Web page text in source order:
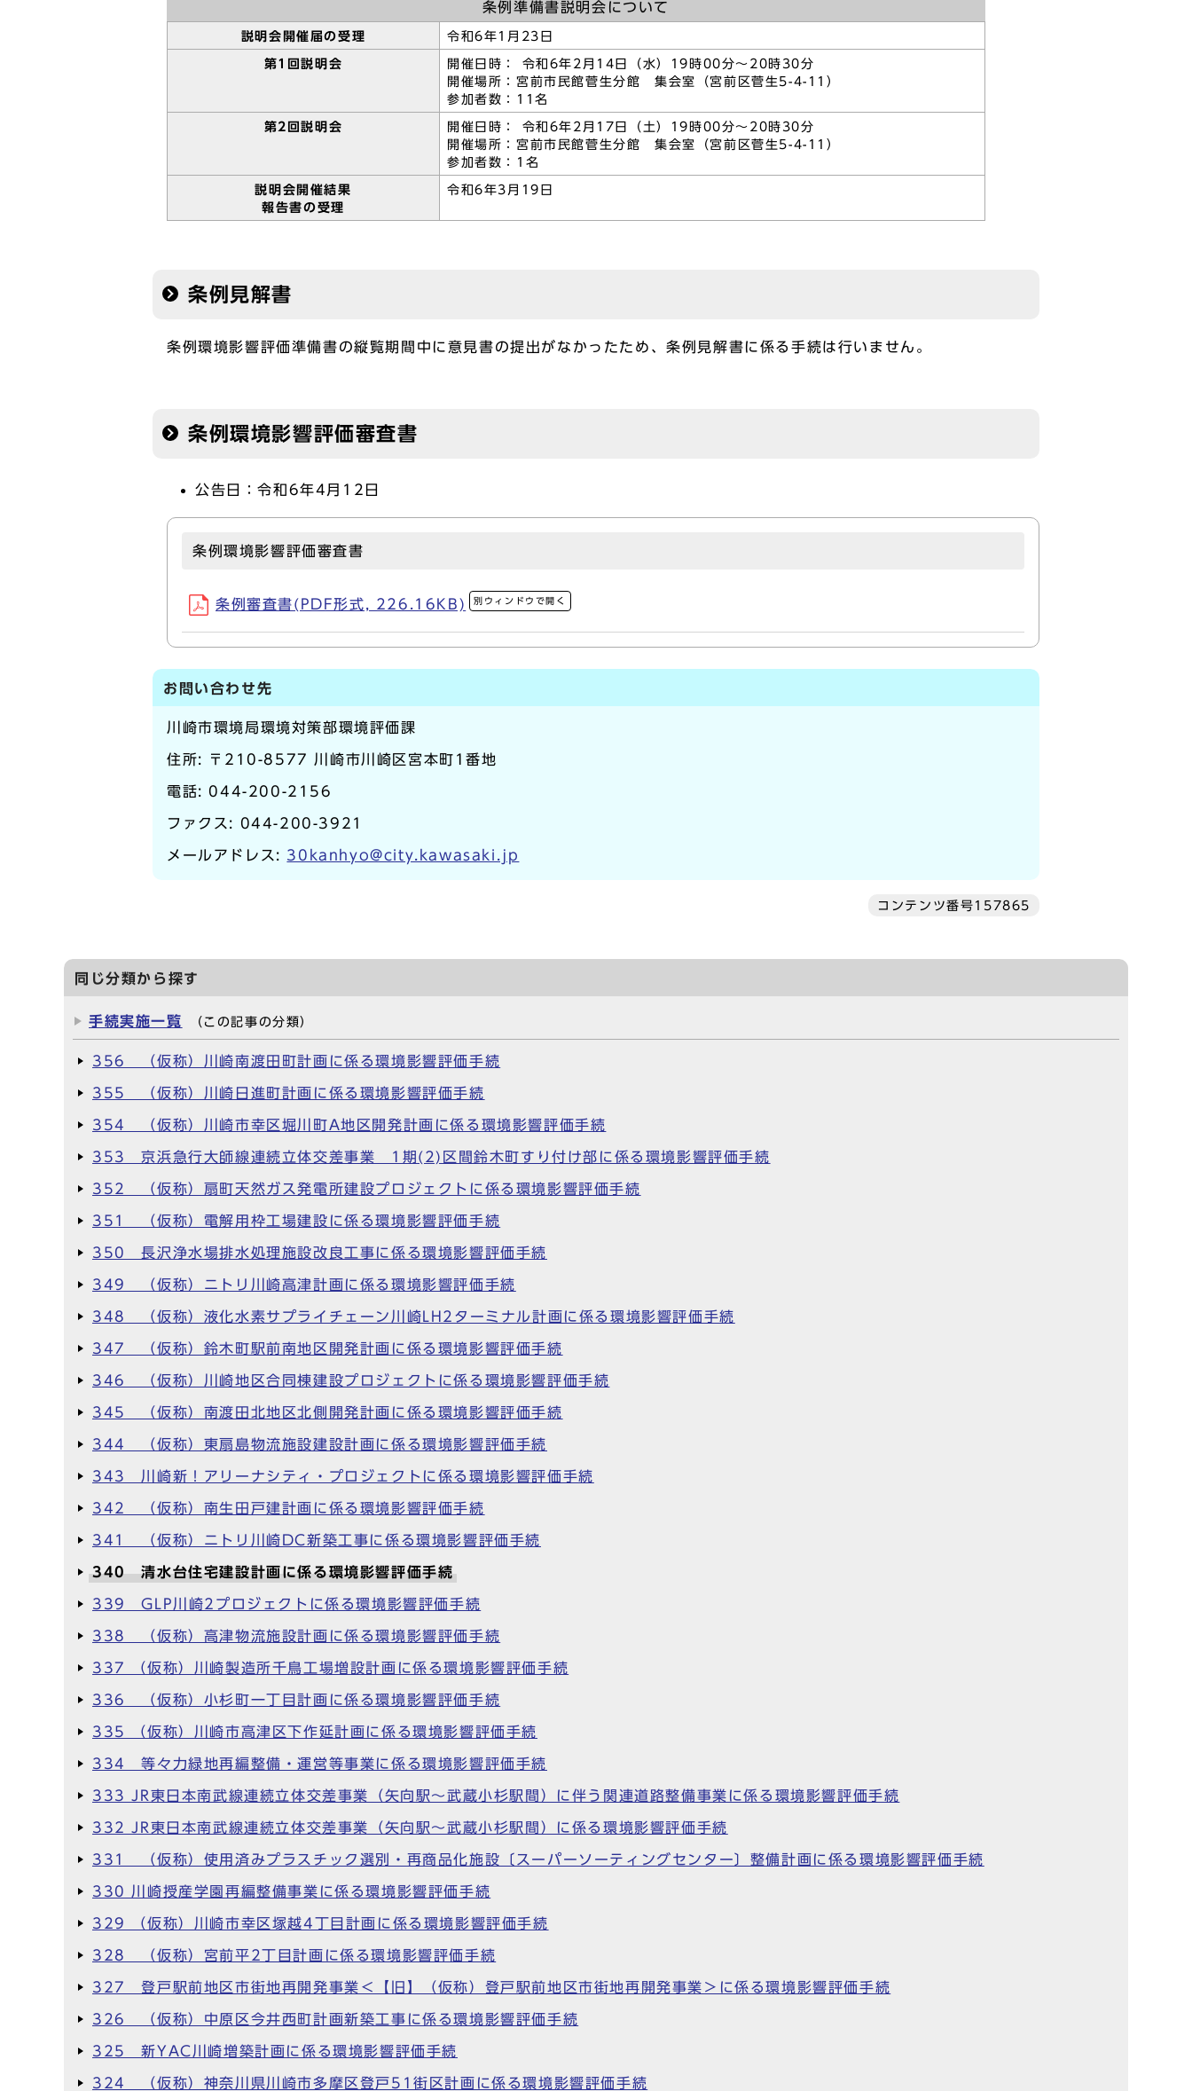
条例準備書説明会について
説明会開催届の受理 令和6年1月23日
第1回説明会
開催日時： 令和6年2月14日（水）19時00分～20時30分
開催場所：宮前市民館菅生分館 集会室（宮前区菅生5-4-11）
参加者数：11名
第2回説明会
開催日時： 令和6年2月17日（土）19時00分～20時30分
開催場所：宮前市民館菅生分館 集会室（宮前区菅生5-4-11）
参加者数：1名
説明会開催結果
報告書の受理
令和6年3月19日
条例見解書
条例環境影響評価準備書の縦覧期間中に意見書の提出がなかったため、条例見解書に係る手続は行いません。
条例環境影響評価審査書
公告日：令和6年4月12日
条例環境影響評価審査書
条例審査書(PDF形式, 226.16KB) 別ウィンドウで開く
お問い合わせ先
川崎市環境局環境対策部環境評価課
住所: 〒210-8577 川崎市川崎区宮本町1番地
電話: 044-200-2156
ファクス: 044-200-3921
メールアドレス: 30kanhyo@city.kawasaki.jp
コンテンツ番号157865
同じ分類から探す
手続実施一覧 （この記事の分類）
356 （仮称）川崎南渡田町計画に係る環境影響評価手続
355 （仮称）川崎日進町計画に係る環境影響評価手続
354 （仮称）川崎市幸区堀川町A地区開発計画に係る環境影響評価手続
353 京浜急行大師線連続立体交差事業 1期(2)区間鈴木町すり付け部に係る環境影響評価手続
352 （仮称）扇町天然ガス発電所建設プロジェクトに係る環境影響評価手続
351 （仮称）電解用枠工場建設に係る環境影響評価手続
350 長沢浄水場排水処理施設改良工事に係る環境影響評価手続
349 （仮称）ニトリ川崎高津計画に係る環境影響評価手続
348 （仮称）液化水素サプライチェーン川崎LH2ターミナル計画に係る環境影響評価手続
347 （仮称）鈴木町駅前南地区開発計画に係る環境影響評価手続
346 （仮称）川崎地区合同棟建設プロジェクトに係る環境影響評価手続
345 （仮称）南渡田北地区北側開発計画に係る環境影響評価手続
344 （仮称）東扇島物流施設建設計画に係る環境影響評価手続
343 川崎新！アリーナシティ・プロジェクトに係る環境影響評価手続
342 （仮称）南生田戸建計画に係る環境影響評価手続
341 （仮称）ニトリ川崎DC新築工事に係る環境影響評価手続
340 清水台住宅建設計画に係る環境影響評価手続
339 GLP川崎2プロジェクトに係る環境影響評価手続
338 （仮称）高津物流施設計画に係る環境影響評価手続
337 （仮称）川崎製造所千鳥工場増設計画に係る環境影響評価手続
336 （仮称）小杉町一丁目計画に係る環境影響評価手続
335 （仮称）川崎市高津区下作延計画に係る環境影響評価手続
334 等々力緑地再編整備・運営等事業に係る環境影響評価手続
333 JR東日本南武線連続立体交差事業（矢向駅～武蔵小杉駅間）に伴う関連道路整備事業に係る環境影響評価手続
332 JR東日本南武線連続立体交差事業（矢向駅～武蔵小杉駅間）に係る環境影響評価手続
331 （仮称）使用済みプラスチック選別・再商品化施設〔スーパーソーティングセンター〕整備計画に係る環境影響評価手続
330 川崎授産学園再編整備事業に係る環境影響評価手続
329 （仮称）川崎市幸区塚越4丁目計画に係る環境影響評価手続
328 （仮称）宮前平2丁目計画に係る環境影響評価手続
327 登戸駅前地区市街地再開発事業＜【旧】（仮称）登戸駅前地区市街地再開発事業＞に係る環境影響評価手続
326 （仮称）中原区今井西町計画新築工事に係る環境影響評価手続
325 新YAC川崎増築計画に係る環境影響評価手続
324 （仮称）神奈川県川崎市多摩区登戸51街区計画に係る環境影響評価手続